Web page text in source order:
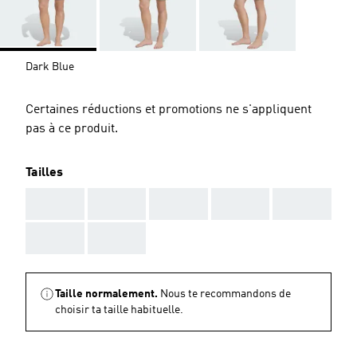
Dark Blue
Certaines réductions et promotions ne s'appliquent
pas à ce produit.
Tailles
Taille normalement. Nous te recommandons de
choisir ta taille habituelle.